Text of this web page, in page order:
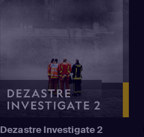
Dezastre Investigate 2